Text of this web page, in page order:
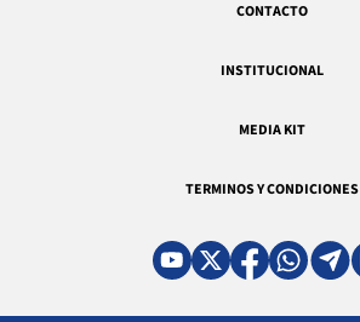
CONTACTO
INSTITUCIONAL
MEDIA KIT
TERMINOS Y CONDICIONES